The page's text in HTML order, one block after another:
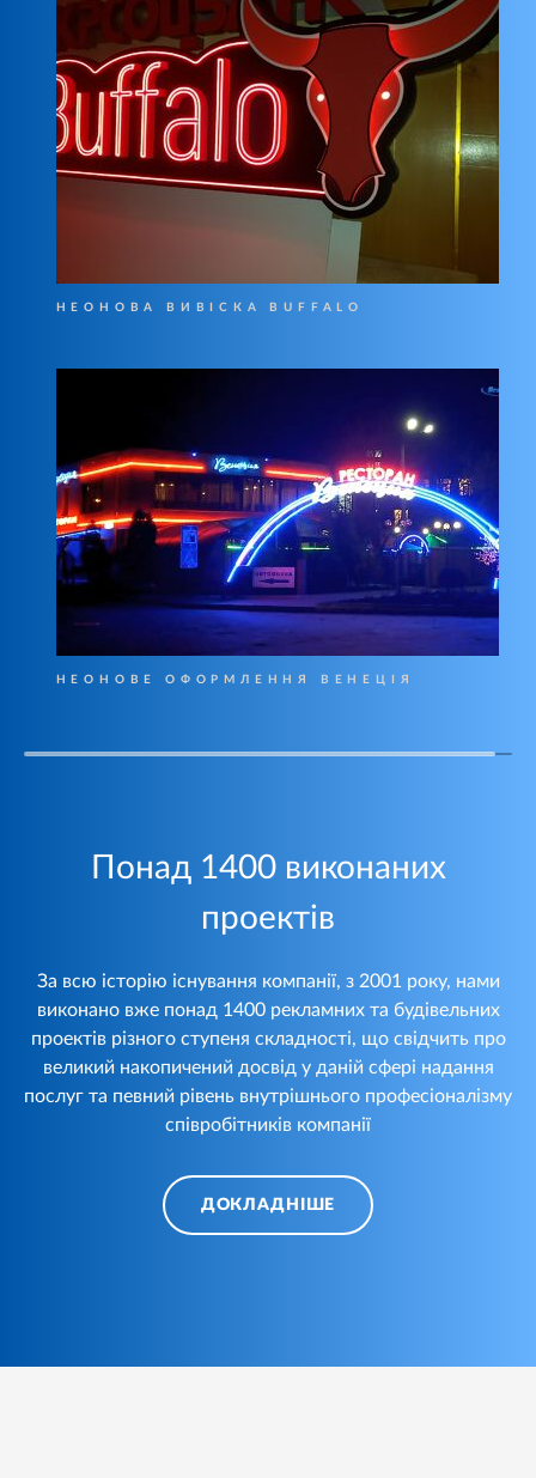
НЕОНОВА ВИВІСКА BUFFALO
НЕОНОВЕ ОФОРМЛЕННЯ ВЕНЕЦІЯ
Понад 1400 виконаних
проектів
За всю історію існування компанії, з 2001 року, нами
виконано вже понад 1400 рекламних та будівельних
проектів різного ступеня складності, що свідчить про
великий накопичений досвід у даній сфері надання
послуг та певний рівень внутрішнього професіоналізму
співробітників компанії
ДОКЛАДНІШЕ